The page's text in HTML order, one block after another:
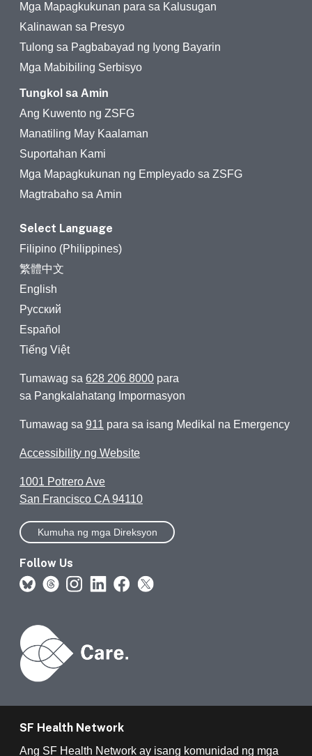
Mga Mapagkukunan para sa Kalusugan
Kalinawan sa Presyo
Tulong sa Pagbabayad ng Iyong Bayarin
Mga Mabibiling Serbisyo
Tungkol sa Amin
Ang Kuwento ng ZSFG
Manatiling May Kaalaman
Suportahan Kami
Mga Mapagkukunan ng Empleyado sa ZSFG
Magtrabaho sa Amin
Select Language
Filipino (Philippines)
繁體中文
English
Русский
Español
Tiếng Việt
Tumawag sa 628 206 8000 para
sa Pangkalahatang Impormasyon
Tumawag sa 911 para sa isang Medikal na Emergency
Accessibility ng Website
1001 Potrero Ave
San Francisco CA 94110
Kumuha ng mga Direksyon
Follow Us
SF Health Network
Ang SF Health Network ay isang komunidad ng mga